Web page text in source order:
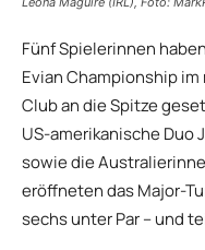
Fünf Spielerinnen
Evian Championship
Club an die Spitze
US-amerikanische Duo
sowie die
eröffneten das Major-
sechs unter Par – und